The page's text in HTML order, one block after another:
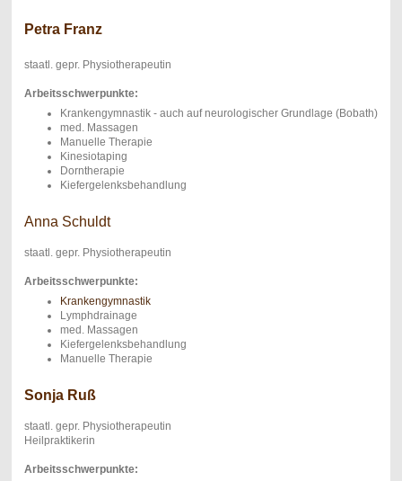
Petra Franz
staatl. gepr. Physiotherapeutin
Arbeitsschwerpunkte:
Krankengymnastik - auch auf neurologischer Grundlage (Bobath)
med. Massagen
Manuelle Therapie
Kinesiotaping
Dorntherapie
Kiefergelenksbehandlung
Anna Schuldt
staatl. gepr. Physiotherapeutin
Arbeitsschwerpunkte:
Krankengymnastik
Lymphdrainage
med. Massagen
Kiefergelenksbehandlung
Manuelle Therapie
Sonja Ruß
staatl. gepr. Physiotherapeutin
Heilpraktikerin
Arbeitsschwerpunkte: